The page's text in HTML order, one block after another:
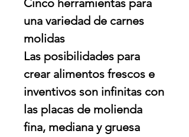
Cinco herramientas para
una variedad de carnes
molidas
Las posibilidades para
crear alimentos frescos e
inventivos son infinitas con
las placas de molienda
fina, mediana y gruesa